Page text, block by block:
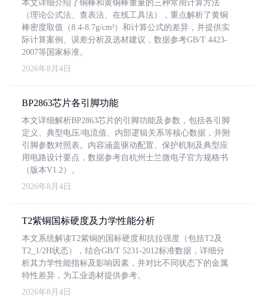
本文详细介绍了铜棒和黄铜棒重量的三种常用计算方法
（理论公式法、查表法、在线工具法），重点解析了黄铜
棒密度取值（8.4-8.7g/cm³）和计算公式的差异，并提供实
际计算案例、误差分析及选材建议，数据参考GB/T 4423-
2007等国家标准。
2026年8月4日
BP2863芯片各引脚功能
本文详细解析BP2863芯片的引脚功能及参数，包括各引脚
定义、典型电压/电流值、内部逻辑关系等核心数据，并附
引脚参数对照表。内容涵盖驱动配置、保护机制及典型应
用电路设计要点，数据参考自杭州士兰微电子官方规格书
（版本V1.2）。
2026年8月4日
T2紫铜国标硬度及力学性能分析
本文系统解读T2紫铜的国标硬度和抗拉强度（包括T2及
T2_1/2H状态），结合GB/T 5231-2012标准数据，详细分
析其力学性能指标及影响因素，并对比不同状态下的金属
特性差异，为工业选材提供参考。
2026年8月4日